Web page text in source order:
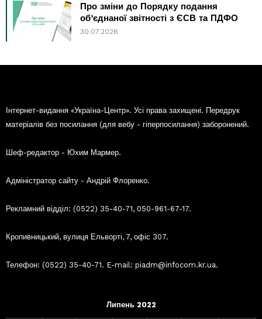
Про зміни до Порядку подання
об’єднаної звітності з ЄСВ та ПДФО
30.07.2026
Інтернет-видання «Україна-Центр». Усі права захищені. Передрук
матеріалів без посилання (для вебу - гіперпосилання) заборонений.
Шеф-редактор - Юхим Мармер.
Адміністратор сайту - Андрій Флоренко.
Рекламний відділ: (0522) 35-40-71, 050-961-67-17.
Кропивницький, вулиця Ельворті, 7, офіс 307.
Телефон: (0522) 35-40-71. E-mail: piadm@infocom.kr.ua.
Липень 2022